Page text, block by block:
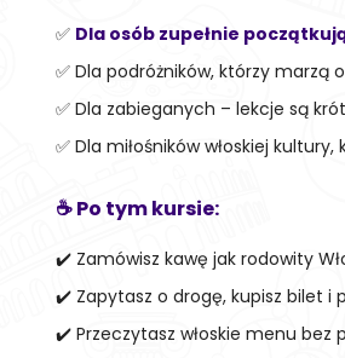
✅ Dla osób zupełnie
✅ Dla podróżników, którzy marzą
✅ Dla zabieganych – lekcje są
✅ Dla miłośników włoskiej
☕ Po tym kursie:
✔️ Zamówisz kawę jak rodowity
✔️ Zapytasz o drogę, kupisz bilet i
✔️ Przeczytasz włoskie menu bez